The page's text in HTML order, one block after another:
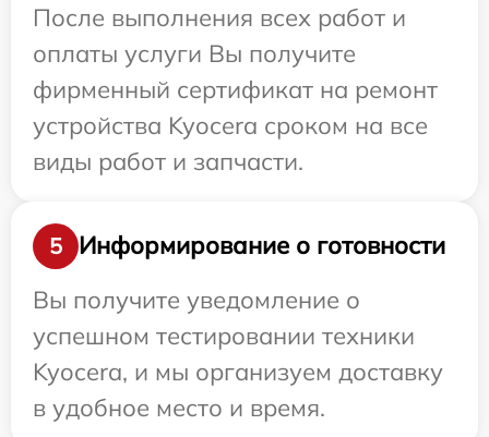
После выполнения всех работ и
оплаты услуги Вы получите
фирменный сертификат на ремонт
устройства Kyocera сроком на все
виды работ и запчасти.
5
Информирование о готовности
Вы получите уведомление о
успешном тестировании техники
Kyocera, и мы организуем доставку
в удобное место и время.